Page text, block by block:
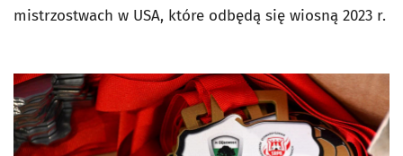
mistrzostwach w USA, które odbędą się wiosną 2023 r.